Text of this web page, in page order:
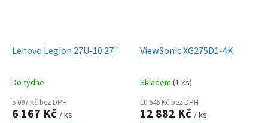
Lenovo Legion 27U-10 27"
Do týdne
5 097 Kč bez DPH
6 167 Kč / ks
ViewSonic XG275D1-4K
Skladem (1 ks)
10 646 Kč bez DPH
12 882 Kč / ks